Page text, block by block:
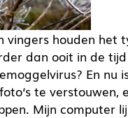
vingers houden het
dan ooit in de
En nu
te verstouwen,
Mijn computer